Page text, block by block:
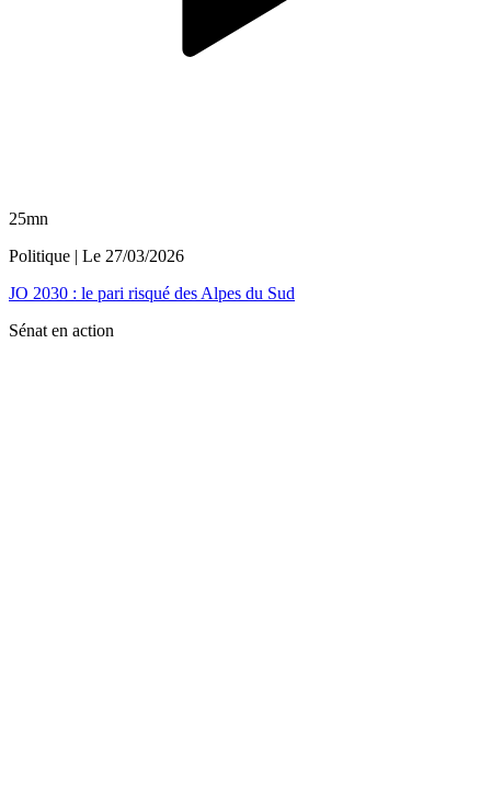
25mn
Politique | Le 27/03/2026
JO 2030 : le pari risqué des Alpes du Sud
Sénat en action